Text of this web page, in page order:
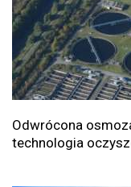
Odwrócona
technologia